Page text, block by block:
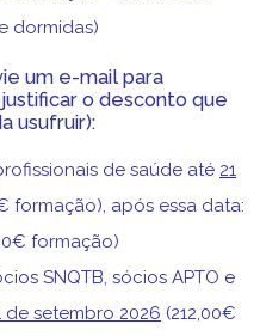
dormidas)
um e-mail para
o desconto que
usufruir):
de saúde até 21
formação) , após essa data:
formação)
SNQTB, sócios APTO e
de setembro 2026 (212,00€